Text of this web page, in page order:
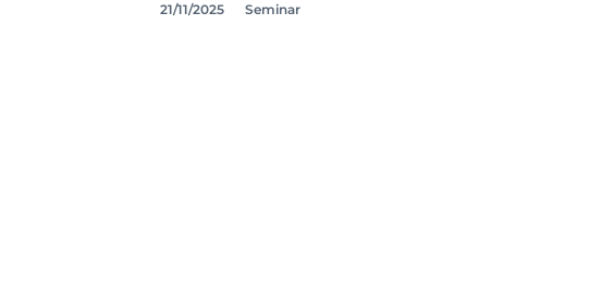
21/11/2025 Seminar